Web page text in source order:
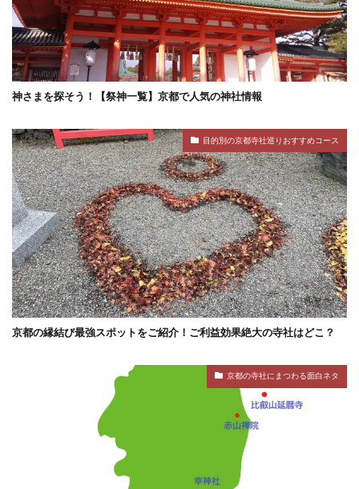
神さまを探そう！【祭神一覧】京都で人気の神社情報
目的別の京都寺社巡りおすすめコース
京都の縁結び最強スポットをご紹介！ご利益効果絶大の寺社はどこ？
京都の寺社にまつわる面白ネタ